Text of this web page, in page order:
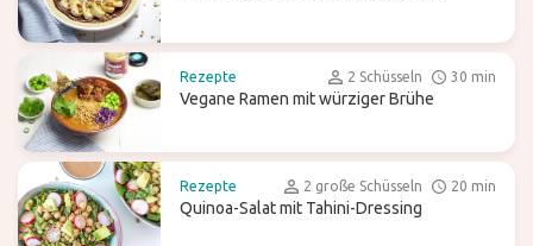
Rezepte 2 Schüsseln 30 min
Vegane Ramen mit würziger Brühe
Rezepte 2 große Schüsseln 20 min
Quinoa-Salat mit Tahini-Dressing